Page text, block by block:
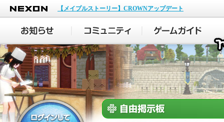
NEXON
【メイプルストーリー】CROWNアップデート